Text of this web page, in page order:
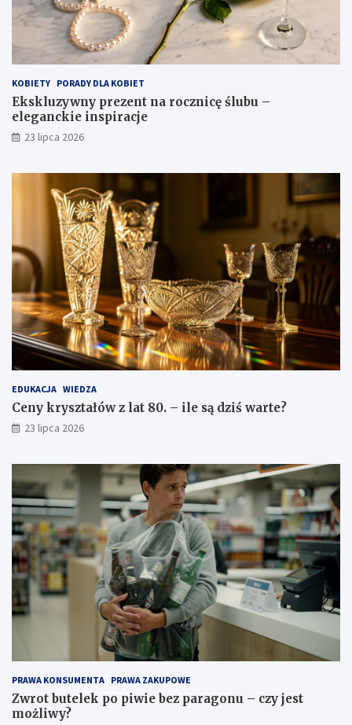
KOBIETY PORADY DLA KOBIET
Ekskluzywny prezent na rocznicę ślubu –
eleganckie inspiracje
23 lipca 2026
EDUKACJA WIEDZA
Ceny kryształów z lat 80. – ile są dziś warte?
23 lipca 2026
PRAWA KONSUMENTA PRAWA ZAKUPOWE
Zwrot butelek po piwie bez paragonu – czy jest
możliwy?